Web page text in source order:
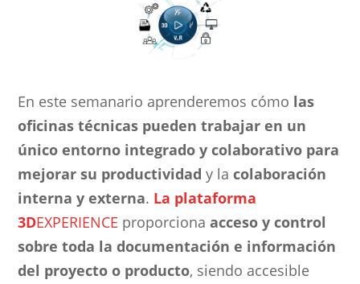
En este semanario aprenderemos cómo las
oficinas técnicas pueden trabajar en un
único entorno integrado y colaborativo para
mejorar su productividad y lacolaboración
interna y externa. La plataforma
3DEXPERIENCE proporciona acceso y control
sobre toda la documentación e información
del proyecto o producto, siendo accesible